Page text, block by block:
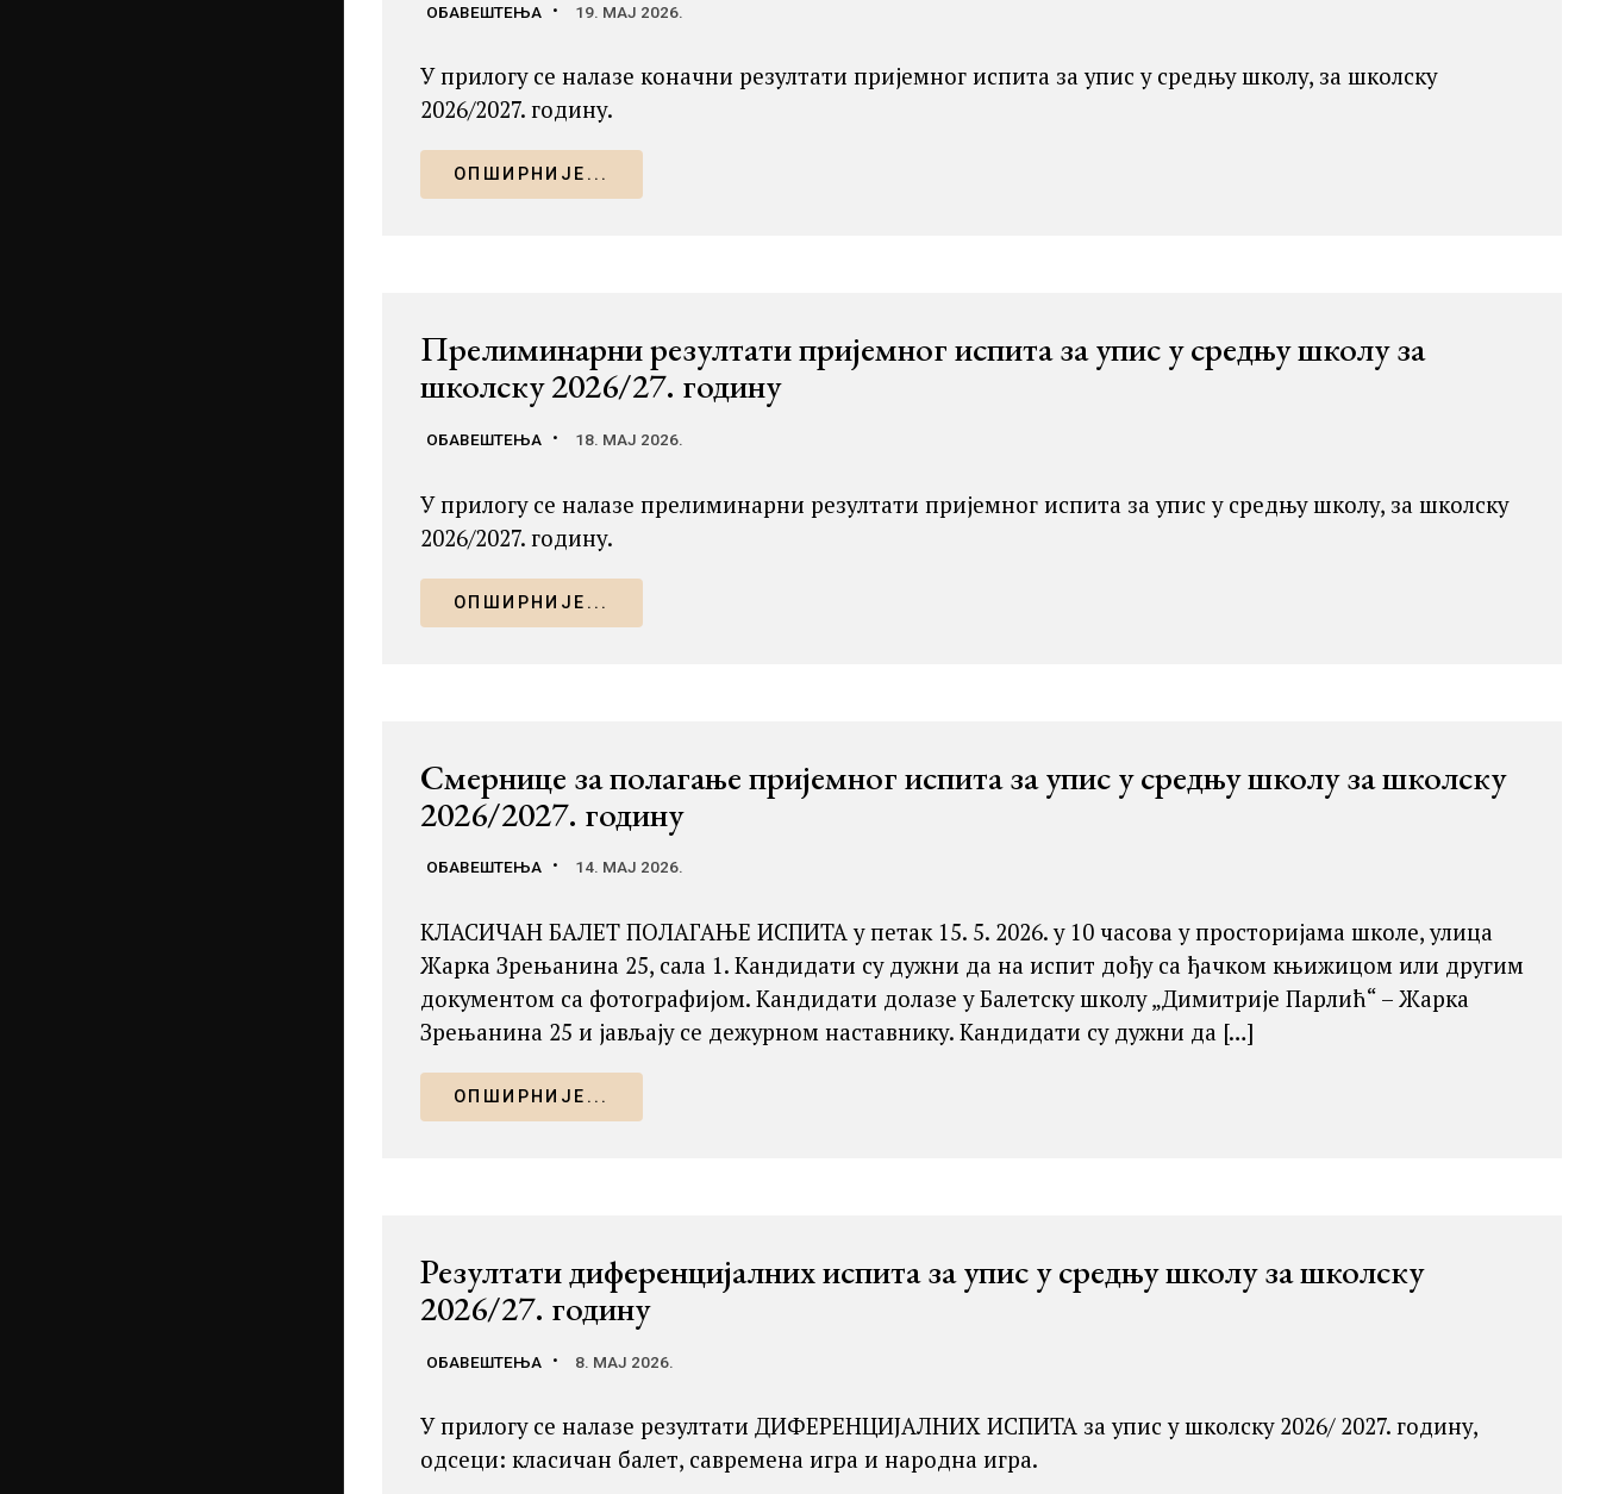
ОБАВЕШТЕЊА 19. МАЈ 2026.
У прилогу се налазе коначни резултати пријемног испита за упис у средњу школу, за школску
2026/2027. годину.
ОПШИРНИЈЕ...
Прелиминарни резултати пријемног испита за упис у средњу школу за
школску 2026/27. годину
ОБАВЕШТЕЊА 18. МАЈ 2026.
У прилогу се налазе прелиминарни резултати пријемног испита за упис у средњу школу, за школску
2026/2027. годину.
ОПШИРНИЈЕ...
Смернице за полагање пријемног испита за упис у средњу школу за школску
2026/2027. годину
ОБАВЕШТЕЊА 14. МАЈ 2026.
КЛАСИЧАН БАЛЕТ ПОЛАГАЊЕ ИСПИТА у петак 15. 5. 2026. у 10 часова у просторијама школе, улица
Жарка Зрењанина 25, сала 1. Кандидати су дужни да на испит дођу са ђачком књижицом или другим
документом са фотографијом. Кандидати долазе у Балетску школу „Димитрије Парлић“ – Жарка
Зрењанина 25 и јављају се дежурном наставнику. Кандидати су дужни да […]
ОПШИРНИЈЕ...
Резултати диференцијалних испита за упис у средњу школу за школску
2026/27. годину
ОБАВЕШТЕЊА 8. МАЈ 2026.
У прилогу се налазе резултати ДИФЕРЕНЦИЈАЛНИХ ИСПИТА за упис у школску 2026/ 2027. годину,
одсеци: класичан балет, савремена игра и народна игра.